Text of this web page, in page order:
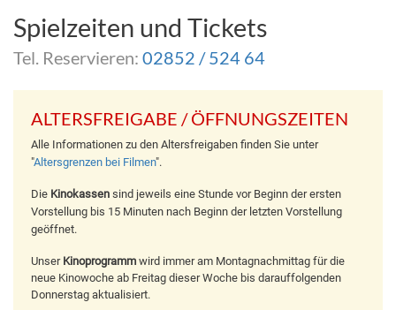
Spielzeiten und Tickets
Tel. Reservieren: 02852 / 524 64
ALTERSFREIGABE / ÖFFNUNGSZEITEN
Alle Informationen zu den Altersfreigaben finden Sie unter
"Altersgrenzen bei Filmen".
Die Kinokassen sind jeweils eine Stunde vor Beginn der ersten
Vorstellung bis 15 Minuten nach Beginn der letzten Vorstellung
geöffnet.
Unser Kinoprogramm wird immer am Montagnachmittag für die
neue Kinowoche ab Freitag dieser Woche bis darauffolgenden
Donnerstag aktualisiert.